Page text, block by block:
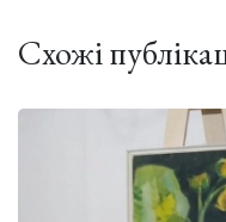
Схожі